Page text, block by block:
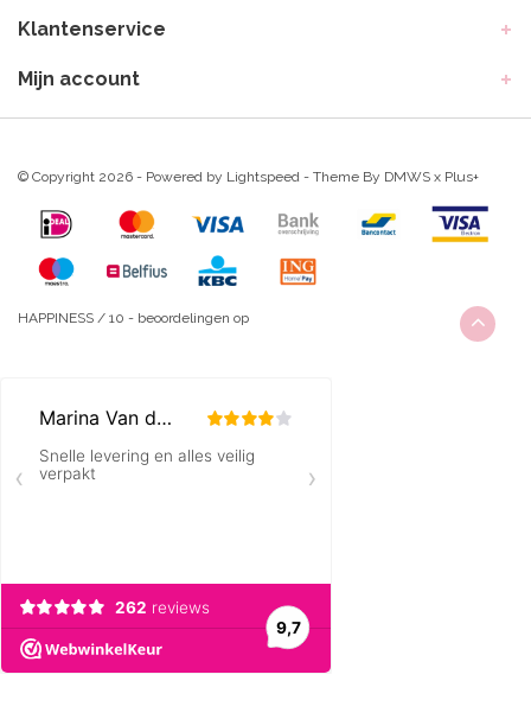
Klantenservice
Mijn account
© Copyright 2026 - Powered by Lightspeed - Theme By DMWS x Plus+
HAPPINESS / 10 - beoordelingen op